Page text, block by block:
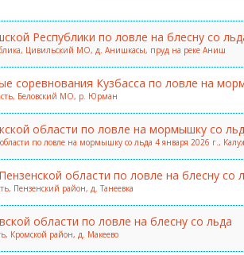
Республики по ловле на блесну со
Цивильский МО, д. Анишкасы, пруд на реке Аниш
соревнования Кузбасса по ловле на
Беловский МО, р. Юрман
области по ловле на мормышку со
по ловле на мормышку со льда 4 января 2026 г.,
области по ловле на блесну со
Пензенский район, д. Танеевка
области по ловле на блесну со льда
Кромской район, д. Макеево